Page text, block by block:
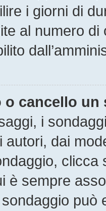
i giorni di
al numero
o cancello un
i
dai
è sempre
può